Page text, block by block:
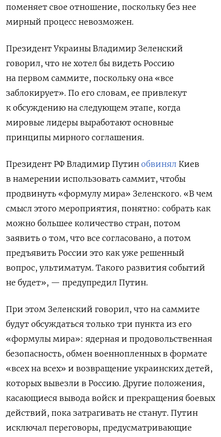
поменяет свое отношение, поскольку без нее
мирный процесс невозможен.
Президент Украины Владимир Зеленский
говорил, что не хотел бы видеть Россию
на первом саммите, поскольку она «все
заблокирует». По его словам, ее привлекут
к обсуждению на следующем этапе, когда
мировые лидеры выработают основные
принципы мирного соглашения.
Президент РФ Владимир Путин обвинял Киев
в намерении использовать саммит, чтобы
продвинуть «формулу мира» Зеленского. «В чем
смысл этого мероприятия, понятно: собрать как
можно большее количество стран, потом
заявить о том, что все согласовано, а потом
предъявить России это как уже решенный
вопрос, ультиматум. Такого развития событий
не будет», — предупредил Путин.
При этом Зеленский говорил, что на саммите
будут обсуждаться только три пункта из его
«формулы мира»: ядерная и продовольственная
безопасность, обмен военнопленных в формате
«всех на всех» и возвращение украинских детей,
которых вывезли в Россию. Другие положения,
касающиеся вывода войск и прекращения боевых
действий, пока затрагивать не станут. Путин
исключал переговоры, предусматривающие